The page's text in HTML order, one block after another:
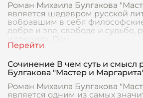
Роман Михаила Булгакова
является шедевром русской
вобравшим в себя
добре и зле, свободе и судьбе,
иллюзиях. Пом
Сочинение В чем суть и смысл
Булгакова "Мастер и
Роман Михаила Булгакова
является одним из самых